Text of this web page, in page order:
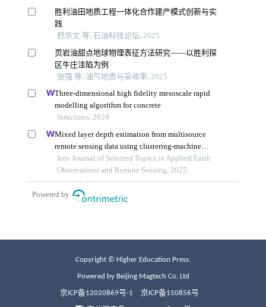
Copyright © Higher Education Press.
Powered by Beijing Magtech Co. Ltd
京ICP备12020869号-1 京ICP备150856号